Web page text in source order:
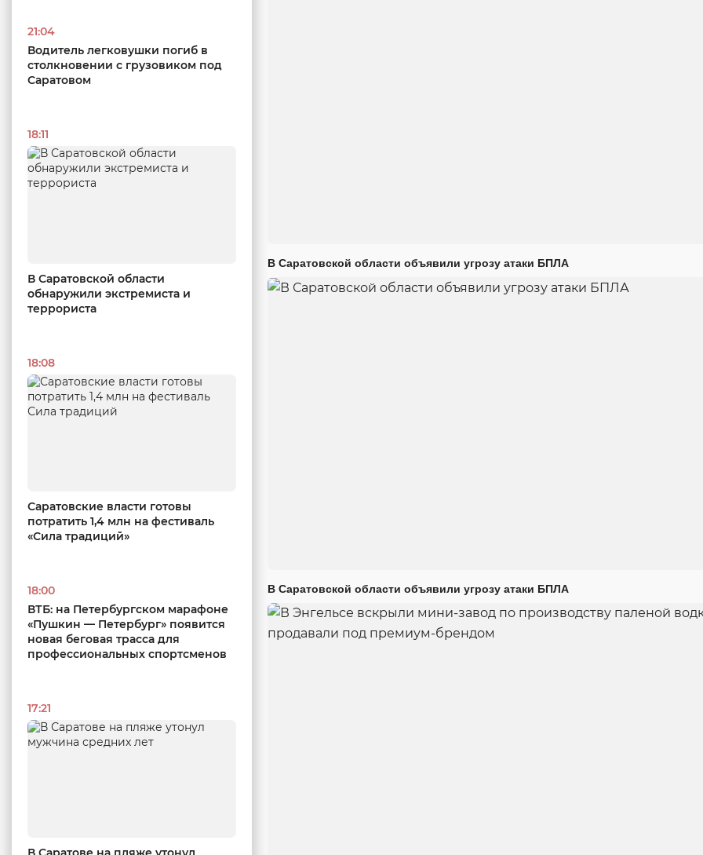
21:04
Водитель легковушки погиб в
столкновении с грузовиком под
Саратовом
18:11
В Саратовской области
обнаружили экстремиста и
террориста
18:08
Саратовские власти готовы
потратить 1,4 млн на фестиваль
«Сила традиций»
18:00
ВТБ: на Петербургском марафоне
«Пушкин — Петербург» появится
новая беговая трасса для
профессиональных спортсменов
17:21
В Саратовской области объявили угрозу атаки БПЛА
В Саратовской области объявили угрозу атаки БПЛА